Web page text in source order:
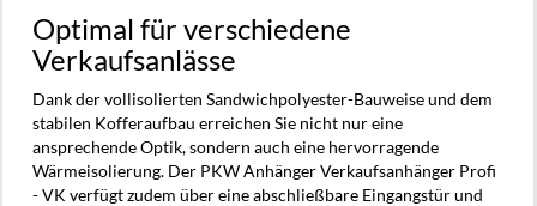
Optimal für verschiedene
Verkaufsanlässe
Dank der vollisolierten Sandwichpolyester-Bauweise und dem
stabilen Kofferaufbau erreichen Sie nicht nur eine
ansprechende Optik, sondern auch eine hervorragende
Wärmeisolierung. Der PKW Anhänger Verkaufsanhänger Profi
- VK verfügt zudem über eine abschließbare Eingangstür und